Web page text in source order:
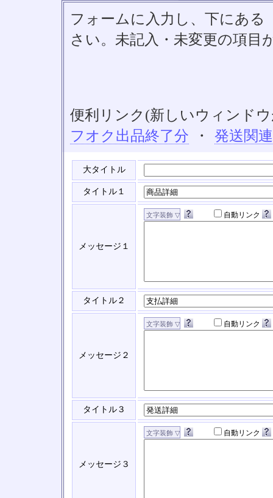
フォームに入力し、下にあ
さい。未記入・未変更の項目
便利リンク(新しいウィンド
フオク出品終了分
・ 発送関
大タイトル
タイトル１
メッセージ１
自動リンク
タイトル２
メッセージ２
自動リンク
タイトル３
メッセージ３
自動リンク